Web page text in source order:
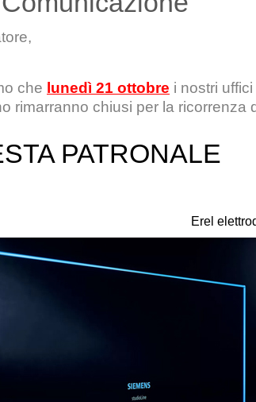
che lunedì 21 ottobre i nostri uffici
rimarranno chiusi per la ricorrenza
PATRONALE
Erel